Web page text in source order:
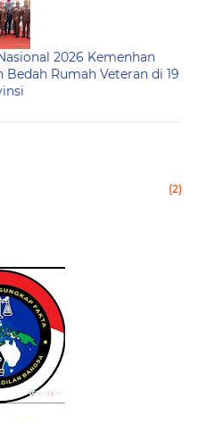
2026 Kemenhan
Bedah Rumah Veteran di 19
(2)